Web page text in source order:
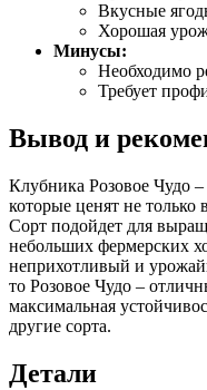
Вкусные
Хорошая
Минусы:
Необходимо
Требует
Вывод и
Клубника Розовое Чудо
которые ценят не только
Сорт подойдет для
небольших фермерских
неприхотливый и
то Розовое Чудо –
максимальная
другие сорта.
Детали